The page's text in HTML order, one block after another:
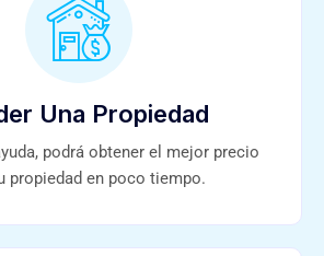
Una Propiedad
podrá obtener el mejor precio
propiedad en poco tiempo.